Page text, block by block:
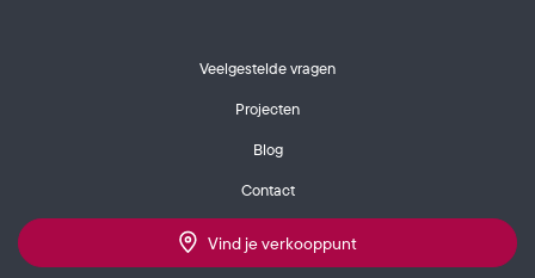
Veelgestelde vragen
Projecten
Blog
Contact
Vind je verkooppunt